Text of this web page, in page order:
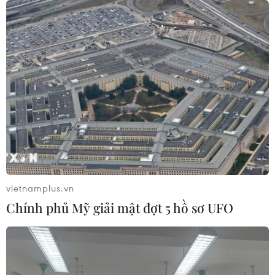
06/08/2026 06:00
Ba Lan thảo luận việc thành lập căn
cứ quân sự thường trực với Mỹ
06/08/2026 00:06
Liên hợp quốc: Xung đột Ukraine trải
qua tháng đẫm máu nhất
Đức điều tra vụ UAV gắn thuốc nổ
xuất hiện tại sân bay
05/08/2026 23:43
vietnamplus.vn
Chính phủ Mỹ giải mật đợt 5 hồ sơ UFO